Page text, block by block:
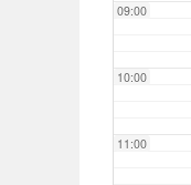
09:00
10:00
11:00